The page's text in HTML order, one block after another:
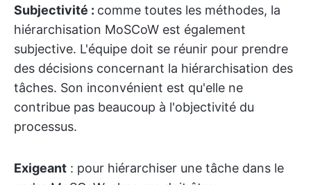
Subjectivité : comme toutes les méthodes, la
hiérarchisation MoSCoW est également
subjective. L'équipe doit se réunir pour prendre
des décisions concernant la hiérarchisation des
tâches. Son inconvénient est qu'elle ne
contribue pas beaucoup à l'objectivité du
processus.
Exigeant : pour hiérarchiser une tâche dans le